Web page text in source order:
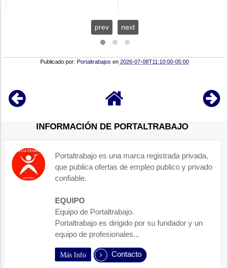
prev next
Publicado por: Portaltrabajos en 2026-07-08T11:10:00-05:00
INFORMACIÓN DE PORTALTRABAJO
Portaltrabajo es una marca registrada privada,
que publica ofertas de empleo publico y privado
confiable.
EQUIPO
Equipo de Portaltrabajo.
Portaltrabajo es dirigido por su fundador y un
equipo de profesionales...
Más Info Contacto